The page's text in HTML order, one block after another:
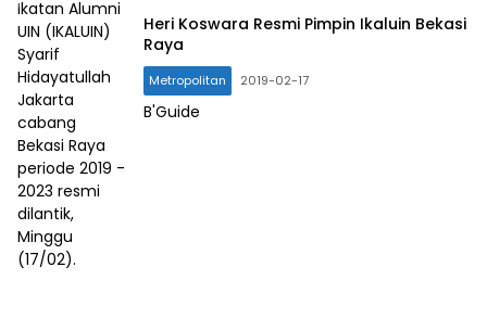
Ikatan Alumni
UIN (IKALUIN)
Syarif
Hidayatullah
Jakarta
cabang
Bekasi Raya
periode 2019 -
2023 resmi
dilantik,
Minggu
(17/02).
Heri Koswara Resmi Pimpin Ikaluin Bekasi
Raya
Metropolitan 2019-02-17
B'Guide